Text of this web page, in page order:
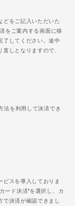
どをご記入いただいた
をご案内する画面に移
了してください。途中
しとなりますので、
法を利用して決済でき
スを導入しておりま
ード決済"を選択し、カ
で決済が確認できまし